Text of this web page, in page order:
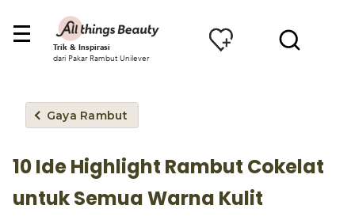
Trik & Inspirasi
dari Pakar Rambut Unilever
Gaya Rambut
10 Ide Highlight Rambut Cokelat
untuk Semua Warna Kulit